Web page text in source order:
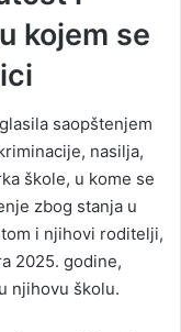
kojem se
saopštenjem
nasilja,
škole, u kome se
zbog stanja u
i njihovi roditelji,
2025. godine,
njihovu školu.